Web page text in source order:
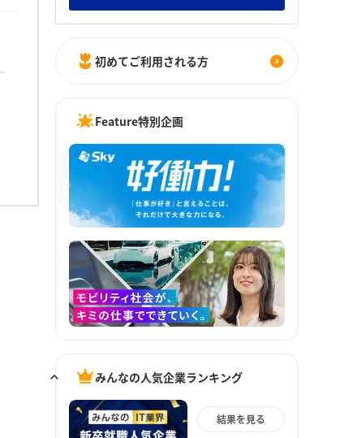
初めてご利用される方
Feature特別企画
みんなの人気企業ランキング
結果を見る